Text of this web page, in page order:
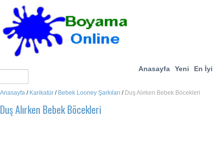
Anasayfa Yeni En İyi
Anasayfa / Karikatür / Bebek Looney Şarkıları / Duş Alırken Bebek Böcekleri
Duş Alırken Bebek Böcekleri